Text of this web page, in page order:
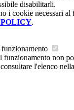
disabilitarli.
i cookie necessari
.
funzionamento non
l'elenco